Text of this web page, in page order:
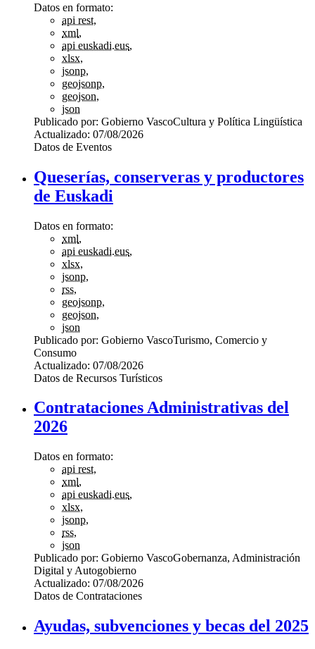
Datos en formato:
api rest,
xml,
api euskadi.eus,
xlsx,
jsonp,
geojsonp,
geojson,
json
Publicado por: Gobierno VascoCultura y Política Lingüística
Actualizado: 07/08/2026
Datos de Eventos
Queserías, conserveras y productores
de Euskadi
Datos en formato:
xml,
api euskadi.eus,
xlsx,
jsonp,
rss,
geojsonp,
geojson,
json
Publicado por: Gobierno VascoTurismo, Comercio y
Consumo
Actualizado: 07/08/2026
Datos de Recursos Turísticos
Contrataciones Administrativas del
2026
Datos en formato:
api rest,
xml,
api euskadi.eus,
xlsx,
jsonp,
rss,
json
Publicado por: Gobierno VascoGobernanza, Administración
Digital y Autogobierno
Actualizado: 07/08/2026
Datos de Contrataciones
Ayudas, subvenciones y becas del 2025